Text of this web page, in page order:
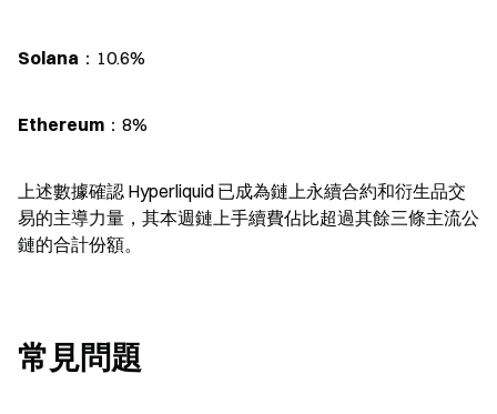
Solana ：10.6%
Ethereum ：8%
上述數據確認 Hyperliquid 已成為鏈上永續合約和衍生品交
易的主導力量，其本週鏈上手續費佔比超過其餘三條主流公
鏈的合計份額。
常見問題